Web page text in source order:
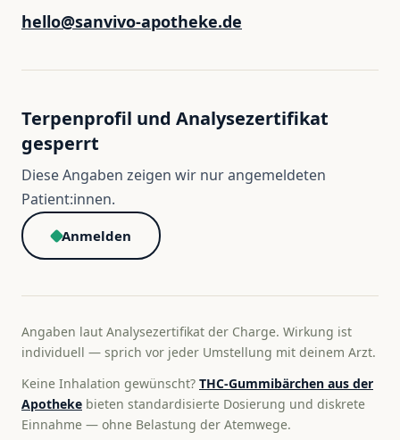
hello@sanvivo-apotheke.de
Terpenprofil und Analysezertifikat
gesperrt
Diese Angaben zeigen wir nur angemeldeten
Patient:innen.
Anmelden
Angaben laut Analysezertifikat der Charge. Wirkung ist
individuell — sprich vor jeder Umstellung mit deinem Arzt.
Keine Inhalation gewünscht? THC-Gummibärchen aus der
Apotheke bieten standardisierte Dosierung und diskrete
Einnahme — ohne Belastung der Atemwege.